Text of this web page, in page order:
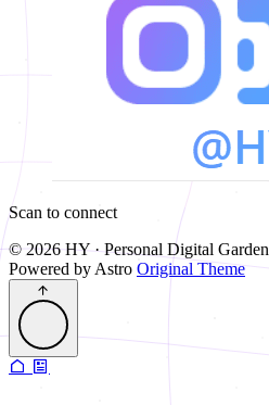
Scan to connect
© 2026 HY · Personal Digital Garden
Powered by Astro Original Theme